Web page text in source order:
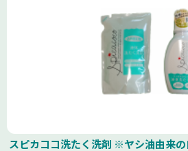
スピカココ洗たく洗剤 ※ヤシ油由来